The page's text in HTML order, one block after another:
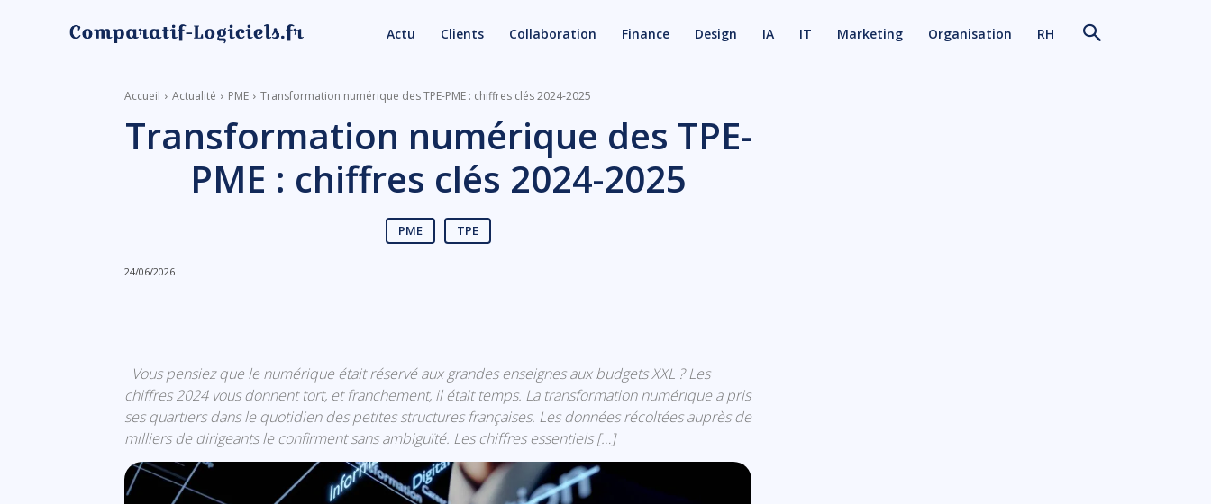
Actu Clients Collaboration Finance Design IA IT Marketing Organisation RH
Accueil Actualité PME Transformation numérique des TPE-PME : chiffres clés 2024-2025
Transformation numérique des TPE-
PME : chiffres clés 2024-2025
PME TPE
24/06/2026
Vous pensiez que le numérique était réservé aux grandes enseignes aux budgets XXL ? Les
chiffres 2024 vous donnent tort, et franchement, il était temps. La transformation numérique a pris
ses quartiers dans le quotidien des petites structures françaises. Les données récoltées auprès de
milliers de dirigeants le confirment sans ambiguïté. Les chiffres essentiels […]